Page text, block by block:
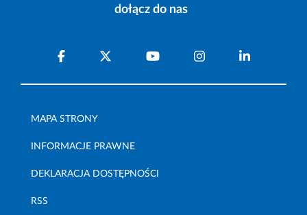
dołącz do nas
MAPA STRONY
INFORMACJE PRAWNE
DEKLARACJA DOSTĘPNOŚCI
RSS